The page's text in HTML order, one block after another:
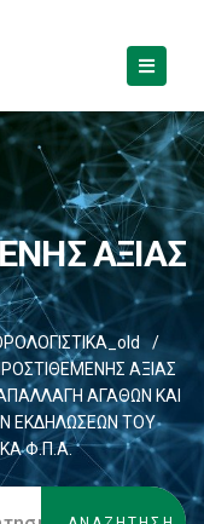
ΑΞΙΑΣ
/
ΑΞΙΑΣ
ΑΓΑΘΩΝ ΚΑΙ
ΕΚΔΗΛΩΣΕΩΝ ΤΟΥ
Φ.Π.Α.